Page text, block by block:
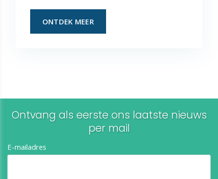
ONTDEK MEER
Ontvang als eerste ons laatste nieuws
per mail​​​​​​​
E-mailadres